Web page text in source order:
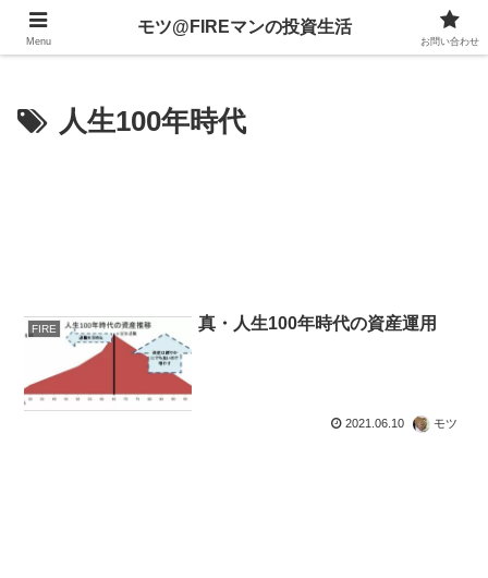
不動産、投資信託、暗号資産、株式、等々への投資について
人生100年時代
FIRE 真・人生100年時代の資産運用
2021.06.10 モツ
Menu
モツ@FIREマンの投資生活
お問い合わせ